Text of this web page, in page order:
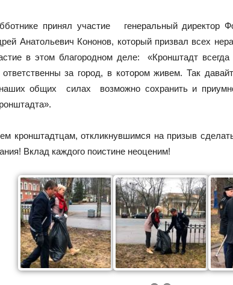
принял участие генеральный директор
Анатольевич Кононов, который призвал всех
в этом благородном деле: «Кронштадт
за город, в котором живем. Так
общих силах возможно сохранить и
кронштадтцам, откликнувшимся на призыв
Вклад каждого поистине неоценим!